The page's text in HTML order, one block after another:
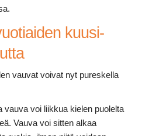
kuusi-
vauvat voivat nyt pureskella
vauva voi liikkua kielen puolelta
Vauva voi sitten alkaa